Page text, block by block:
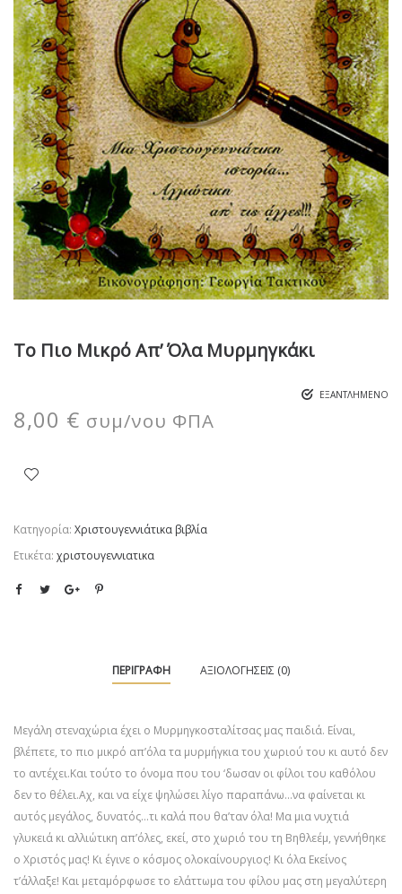
Το Πιο Μικρό Απ’ Όλα Μυρμηγκάκι
ΕΞΑΝΤΛΗΜΈΝΟ
8,00 € συμ/νου ΦΠΑ
Κατηγορία: Χριστουγεννιάτικα βιβλία
Ετικέτα: χριστουγεννιατικα
ΠΕΡΙΓΡΑΦΉ ΑΞΙΟΛΟΓΉΣΕΙΣ (0)
Μεγάλη στεναχώρια έχει ο Μυρμηγκοσταλίτσας μας παιδιά. Είναι,
βλέπετε, το πιο μικρό απ’όλα τα μυρμήγκια του χωριού του κι αυτό δεν
το αντέχει.Και τούτο το όνομα που του ‘δωσαν οι φίλοι του καθόλου
δεν το θέλει.Αχ, και να είχε ψηλώσει λίγο παραπάνω…να φαίνεται κι
αυτός μεγάλος, δυνατός…τι καλά που θα’ταν όλα! Μα μια νυχτιά
γλυκειά κι αλλιώτικη απ’όλες, εκεί, στο χωριό του τη Βηθλεέμ, γεννήθηκε
ο Χριστός μας! Κι έγινε ο κόσμος ολοκαίνουργιος! Κι όλα Εκείνος
τ’άλλαξε! Και μεταμόρφωσε το ελάττωμα του φίλου μας στη μεγαλύτερη